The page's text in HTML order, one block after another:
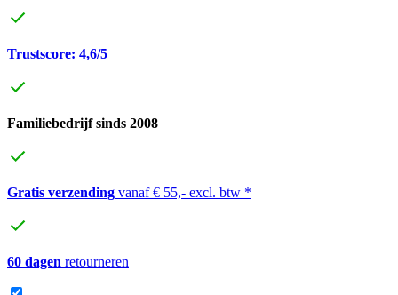
Trustscore: 4,6/5
Familiebedrijf sinds 2008
Gratis verzending vanaf € 55,- excl. btw *
60 dagen retourneren